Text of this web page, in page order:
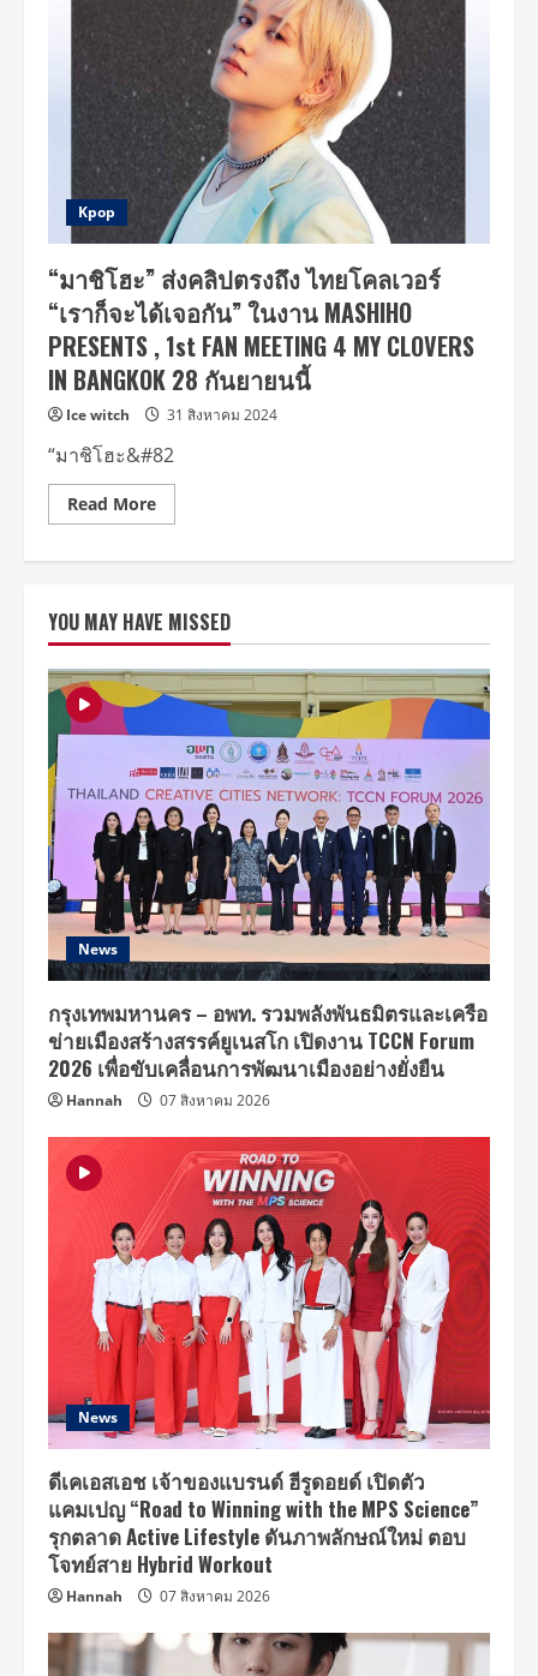
โฮะ”
จัด
เต็ม
ทุก
ความ
ฟิน
ไทย
โคล
เวอร์
หอบ
ความ
สุข
จน
ล้น
Kpop
“มาชิโฮะ” ส่งคลิปตรงถึง ไทยโคลเวอร์
“เราก็จะได้เจอกัน” ในงาน MASHIHO
PRESENTS , 1st FAN MEETING 4 MY CLOVERS
IN BANGKOK 28 กันยายนนี้
Ice witch 31 สิงหาคม 2024
“มาชิโฮะ&#82
Read MoreRead
more
คลิป
ตรง
ถึง
ไทย
โคล
เวอร์
ก็
ได้
เจอ
กัน”
ใน
งาน
MASHIHO
PRESENTS
,
1st
FAN
MEETING
4
MY
IN
BANGKOK
28
กันยายน
นี้
YOU MAY HAVE MISSED
News
กรุงเทพมหานคร – อพท. รวมพลังพันธมิตรและเครือ
ข่ายเมืองสร้างสรรค์ยูเนสโก เปิดงาน TCCN Forum
2026 เพื่อขับเคลื่อนการพัฒนาเมืองอย่างยั่งยืน
Hannah 07 สิงหาคม 2026
News
ดีเคเอสเอช เจ้าของแบรนด์ ฮีรูดอยด์ เปิดตัว
แคมเปญ “Road to Winning with the MPS Science”
รุกตลาด Active Lifestyle ดันภาพลักษณ์ใหม่ ตอบ
โจทย์สาย Hybrid Workout
Hannah 07 สิงหาคม 2026